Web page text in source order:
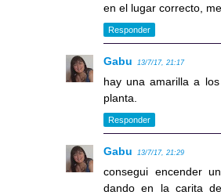
en el lugar correcto,
Responder
Gabu 13/7/17, 21:17
hay una amarilla a
planta.
Responder
Gabu 13/7/17, 21:29
consegui encender
dando en la carita